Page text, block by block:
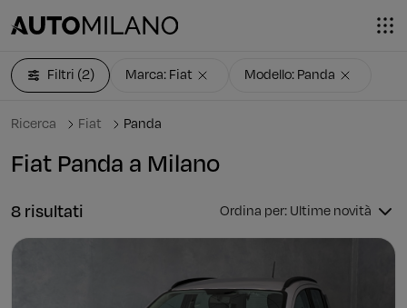
Ricerca Fiat Panda
Fiat Panda a Milano
Filtri (2) Marca: Fiat Modello: Panda
8 risultati Ordina per: Ultime novità